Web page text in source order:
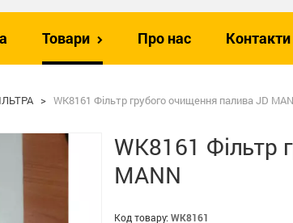
Товари Про нас Контакти
> WK8161 Фільтр грубого очищення палива JD
WK8161 Фільтр
MANN
Код товару: WK8161